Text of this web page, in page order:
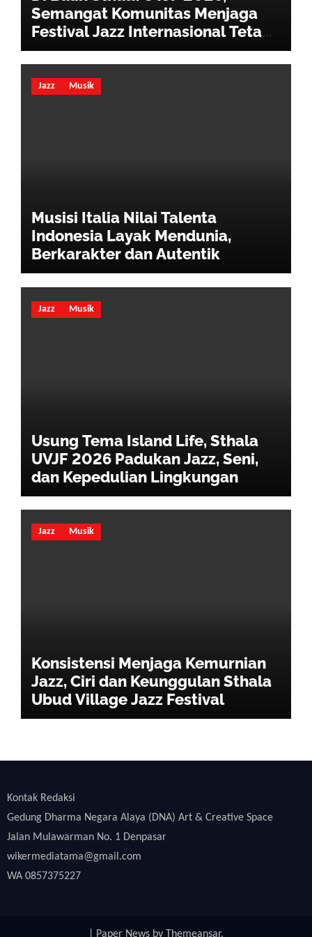
Semangat Komunitas Menjaga
Festival Jazz Internasional Tetap
Hidup
Jazz Musik
Musisi Italia Nilai Talenta
Indonesia Layak Mendunia,
Berkarakter dan Autentik
Jazz Musik
Usung Tema Island Life, Sthala
UVJF 2026 Padukan Jazz, Seni,
dan Kepedulian Lingkungan
Jazz Musik
Konsistensi Menjaga Kemurnian
Jazz, Ciri dan Keunggulan Sthala
Ubud Village Jazz Festival
Kontak Redaksi
Gedung Dharma Negara Alaya (DNA) Art & Creative Space
Jalan Mulawarman No. 1 Denpasar
wikermediatama@gmail.com
WA 0857375227
Paper News by Themeansar.